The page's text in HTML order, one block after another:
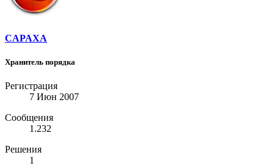
CAPAXA
Хранитель порядка
Регистрация
7 Июн 2007
Сообщения
1.232
Решения
1